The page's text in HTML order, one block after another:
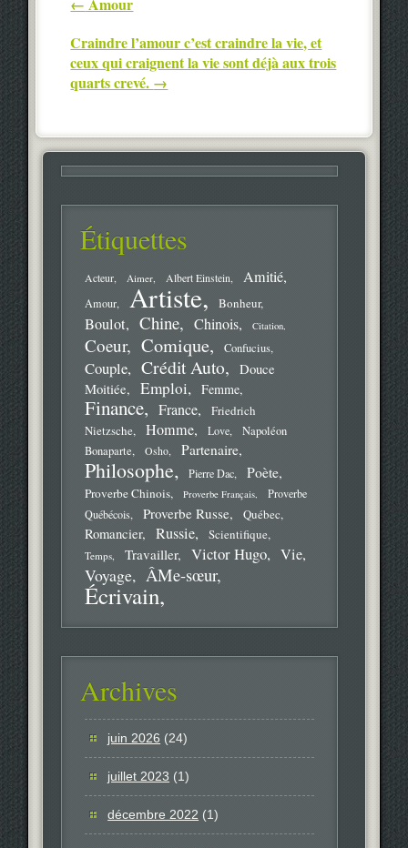
Craindre l’amour c’est craindre la vie, et
ceux qui craignent la vie sont déjà aux trois
quarts crevé. →
Étiquettes
Acteur Aimer Albert Einstein Amitié
Amour Artiste Bonheur
Boulot Chine Chinois Citation
Coeur Comique Confucius
Couple Crédit Auto
Douce
Moitiée
Emploi Femme
Finance France
Friedrich
Nietzsche
Homme Love
Napoléon
Bonaparte
Osho Partenaire
Philosophe Pierre Dac Poète
Proverbe Chinois Proverbe Français
Proverbe
Québécois
Proverbe Russe Québec
Romancier Russie Scientifique
Temps Travailler Victor Hugo Vie
Voyage ÂMe-sœur
Écrivain
Archives
juin 2026 (24)
juillet 2023 (1)
décembre 2022 (1)